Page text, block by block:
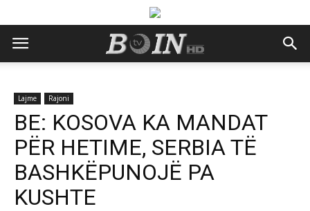
Lajme Rajoni
BE: KOSOVA KA MANDAT
PËR HETIME, SERBIA TË
BASHKËPUNOJË PA
KUSHTE